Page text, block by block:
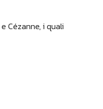
Cézanne, i quali